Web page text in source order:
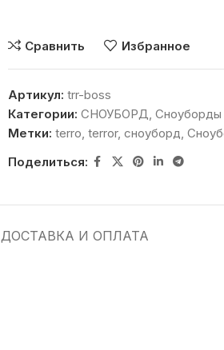
Сравнить Избранное
Артикул: trr-boss
Категории: СНОУБОРД, Сноуборды
Метки: terro, terror, сноуборд,
Поделиться:
ДОСТАВКА И ОПЛАТА